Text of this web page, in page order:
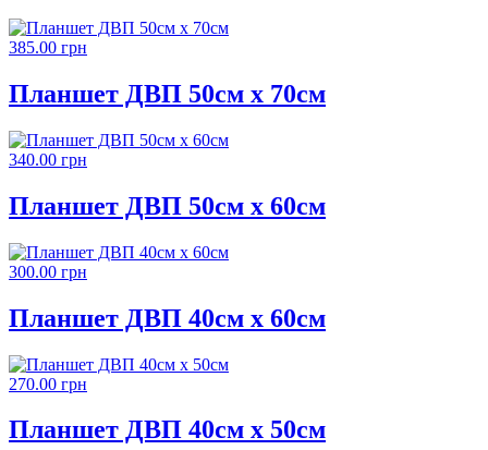
385.00 грн
Планшет ДВП 50см х 70см
340.00 грн
Планшет ДВП 50см х 60см
300.00 грн
Планшет ДВП 40см х 60см
270.00 грн
Планшет ДВП 40см х 50см